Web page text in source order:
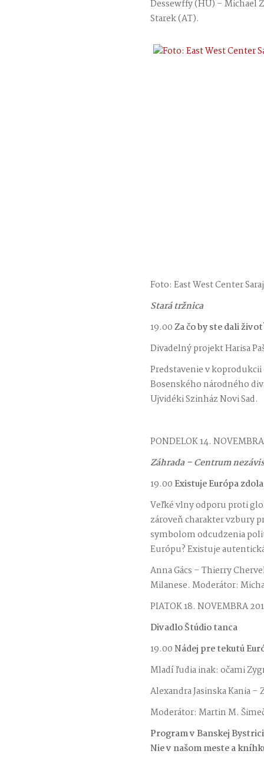
Dessewffy (HU) – Michael
Starek (AT).
Foto: East West Center
Stará tržnica
19.00Za čo by ste dali
Divadelný projekt Harisa
Predstavenie v koprodukcii
Bosenského národného
Ujvidéki Szinház Novi Sad.
PONDELOK 14.
Záhrada – Centrum
19.00 Existuje Európa
Veľké vlny odporu proti
zároveň charakter vzbury
symbolom odcudzenia
Európu? Existuje
Anna Gács – Thierry
Milanese. Moderátor:
PIATOK 18. NOVEMBRA
Divadlo Štúdio tanca
19.00Nádej pre tekutú
Mladí ľudia inak: očami
Alexandra Jasinska Kania
Moderátor: Martin M.
Program v Banskej
Nie v našom meste a